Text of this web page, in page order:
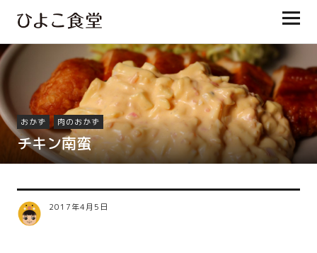
ひよこ食堂
おかず 肉のおかず
チキン南蛮
2017年4月5日